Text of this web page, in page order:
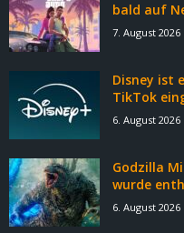
bald auf
7. August 2026
Disney ist
TikTok
6. August 2026
Godzilla
wurde
6. August 2026